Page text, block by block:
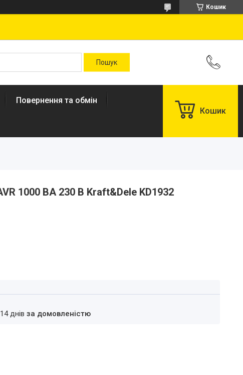
Кошик
Повернення та обмін
Кошик
1000 ВА 230 В Kraft&Dele KD1932
днівза домовленістю